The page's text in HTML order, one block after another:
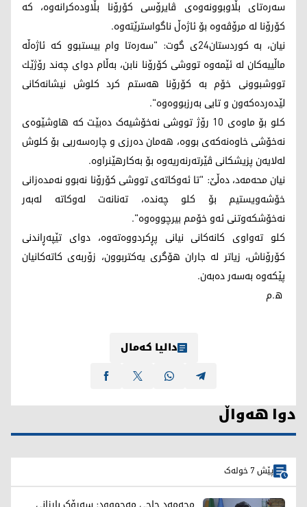
سەرەتای بڵاوبوونەوەی ڤایرۆسی کۆرۆنا بڵاودەکرانەوە، کە
کۆرۆنا لە مرۆڤەوە بۆ ئاژەڵ ناگواسترێتەوە.
نیان، بە كوردستان24ی گوت: "سەرەتا وام بیستبوو كە ئاژەڵە
ماڵییەكان لە ئێمەوە تووشی كۆرۆنا نابن، بەڵام دوای چەند رۆژێك
تووشبوونی خۆم بە كۆرۆنا ھەستم كرد كلوش نیشانەكانی
لێدەردەكەون و تایی بەرزبووەوە".
کلو بۆ ماوەی 10 رۆژ تووشی نەخۆشیەک دەبێت کە ھاوشێوەی
نەخۆشی خاوەنەکەی بووە، ھەمان دەرزی و چارەسەریی بۆ کلوش
لەلایەن پزیشکانی ڤێرتەرنەریەوە بۆ بەکارھێنراوە.
نیان محەمەد، دەڵێ: "تا ئەوكاتەی تووشی كۆرۆنا نەبوو نەمدەزانی
خۆشەویستیم بۆ كلو چەندە، تەنانەت لەوكاتە لەبەر
نەخۆشكەوتنی ئەو خۆمم بیرچووەوە".
کلو تەواوی کانەکانی نیانی پڕکردووەتەوە، دوای تێپەڕاندنی
کۆرۆناش، زیاتر لە جاران ھۆگری یەکتربوون، زۆربەی کاتەکانیان
پێکەوە بەسەر دەبەن.
ھ.م
دالیا کەمال
دوا هەواڵ
پێش 7 خولەک